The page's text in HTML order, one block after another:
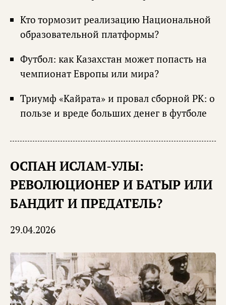
Кто тормозит реализацию Национальной
образовательной платформы?
Футбол: как Казахстан может попасть на
чемпионат Европы или мира?
Триумф «Кайрата» и провал сборной РК: о
пользе и вреде больших денег в футболе
ОСПАН ИСЛАМ-УЛЫ:
РЕВОЛЮЦИОНЕР И БАТЫР ИЛИ
БАНДИТ И ПРЕДАТЕЛЬ?
29.04.2026